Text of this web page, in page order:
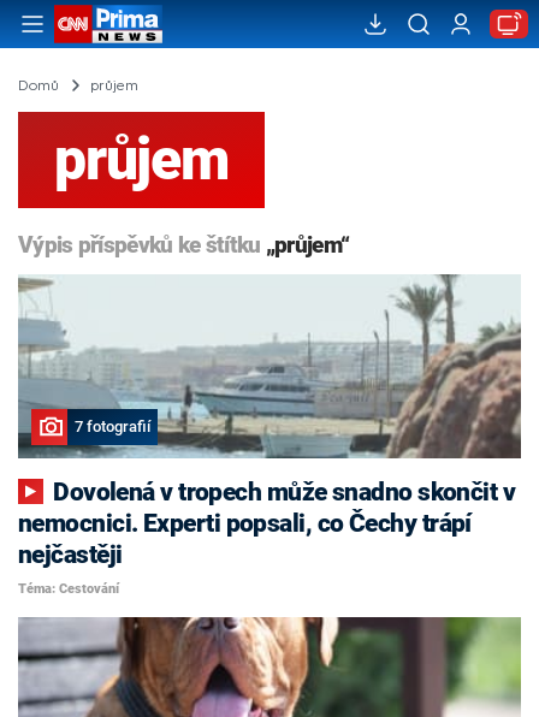
Domů průjem
průjem
Výpis příspěvků ke štítku „průjem“
7 fotografií
nemocnici. Experti popsali, co Čechy trápí
nejčastěji
Téma: Cestování